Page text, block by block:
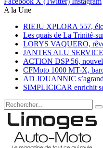
A la Une
RIEJU XPLORA 557,
Les quais de La Trinité-
LORYS VAQUERO,
JANTES ALU
ACTION DSP 56,
CFMoto 1000 MT-X,
AD JOUANNIC
SIMPLICICAR enrichit